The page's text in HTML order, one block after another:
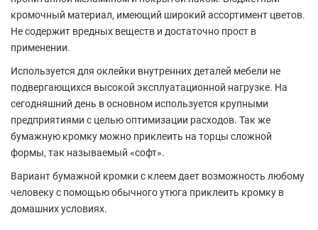
кромочный материал, имеющий широкий ассортимент цветов.
Не содержит вредных веществ и достаточно прост в
применении.
Используется для оклейки внутренних деталей мебели не
подвергающихся высокой эксплуатационной нагрузке. На
сегодняшний день в основном используется крупными
предприятиями с целью оптимизации расходов. Так же
бумажную кромку можно приклеить на торцы сложной
формы, так называемый «софт».
Вариант бумажной кромки с клеем дает возможность любому
человеку с помощью обычного утюга приклеить кромку в
домашних условиях.